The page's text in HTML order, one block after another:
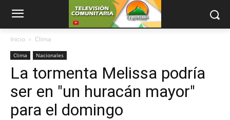
Inicio Clima
Clima Nacionales
La tormenta Melissa podría
ser en "un huracán mayor"
para el domingo